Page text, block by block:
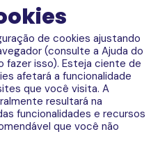
de cookies ajustando
(consulte a Ajuda do
fazer isso). Esteja ciente de
afetará a funcionalidade
que você visita. A
resultará na
funcionalidades e recursos
que você não